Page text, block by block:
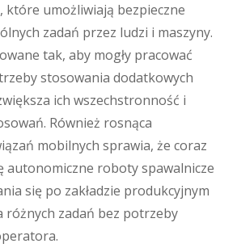
które umożliwiają bezpieczne
zadań przez ludzi i maszyny.
tak, aby mogły pracować
stosowania dodatkowych
ich wszechstronność i
Również rosnąca
mobilnych sprawia, że coraz
autonomiczne roboty spawalnicze
się po zakładzie produkcyjnym
różnych zadań bez potrzeby